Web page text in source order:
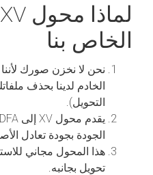
الخاص بنا
نحن لا نخزن صورك
الخادم لدينا بحذف
التحويل).
الجودة بجودة تعادل
تحويل بجانبه.